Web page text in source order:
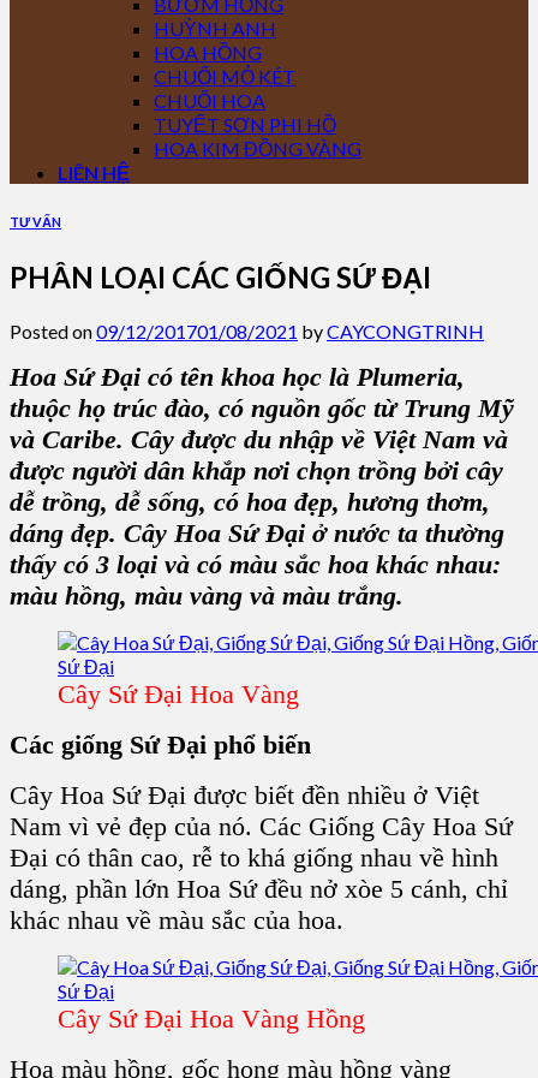
HUỲNH ANH
HOA HỒNG
CHUỐI MỎ KÉT
CHUỐI HOA
TUYẾT SƠN PHI HỒ
HOA KIM ĐỒNG VÀNG
LIÊN HỆ
TƯ VẤN
PHÂN LOẠI CÁC GIỐNG SỨ ĐẠI
Posted on09/12/201701/08/2021 byCAYCONGTRINH
Hoa Sứ Đại có tên khoa học là Plumeria,
thuộc họ trúc đào, có nguồn gốc từ Trung Mỹ
và Caribe. Cây được du nhập về Việt Nam và
được người dân khắp nơi chọn trồng bởi cây
dễ trồng, dễ sống, có hoa đẹp, hương thơm,
dáng đẹp. Cây Hoa Sứ Đại ở nước ta thường
thấy có 3 loại và có màu sắc hoa khác nhau:
màu hồng, màu vàng và màu trắng.
Cây Sứ Đại Hoa Vàng
Các giống Sứ Đại phổ biến
Cây Hoa Sứ Đại được biết đền nhiều ở Việt
Nam vì vẻ đẹp của nó. Các Giống Cây Hoa Sứ
Đại có thân cao, rễ to khá giống nhau về hình
dáng, phần lớn Hoa Sứ đều nở xòe 5 cánh, chỉ
khác nhau về màu sắc của hoa.
Cây Sứ Đại Hoa Vàng Hồng
Hoa màu hồng, gốc họng màu hồng vàng